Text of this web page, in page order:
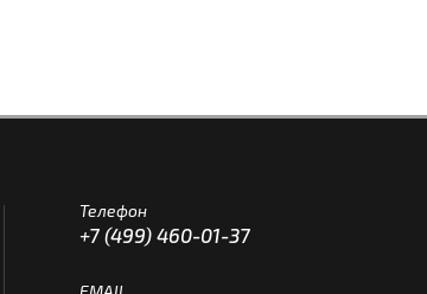
Телефон
+7 (499) 460-01-37